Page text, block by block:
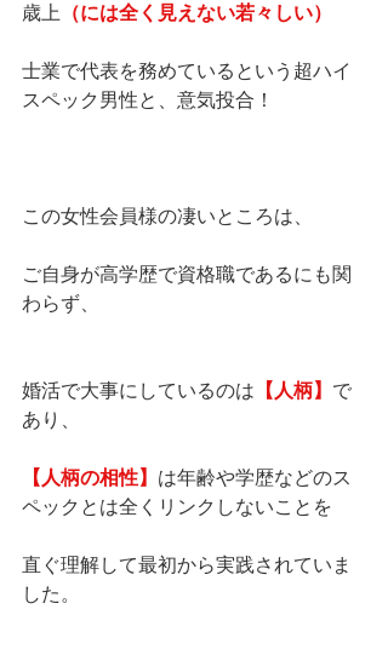
歳上 （には全く見えない若々しい）
士業で代表を務めているという超ハイ
スペック男性と、意気投合！
この女性会員様の凄いところは、
ご自身が高学歴で資格職であるにも関
わらず、
婚活で大事にしているのは 【人柄】 で
あり、
【人柄の相性】 は年齢や学歴などのス
ペックとは全くリンクしないことを
直ぐ理解して最初から実践されていま
した。